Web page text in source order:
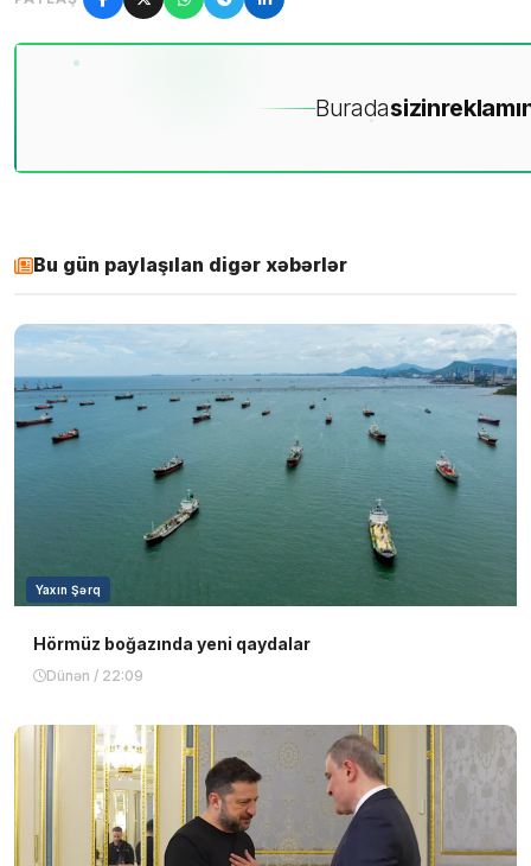
Buradasizin
Bu gün paylaşılan digər xəbərlər
Yaxın Şərq
Hörmüz boğazında yeni qaydalar
Dünən / 22:09